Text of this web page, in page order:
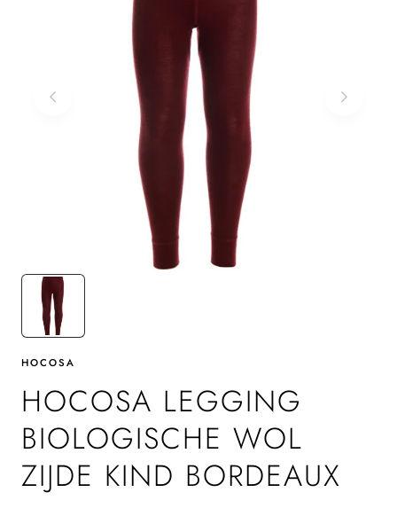
HOCOSA
HOCOSA LEGGING
BIOLOGISCHE WOL
ZIJDE KIND BORDEAUX